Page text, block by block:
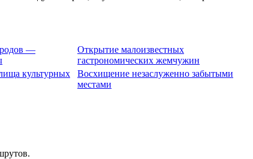
—
Открытие малоизвестных
гастрономических жемчужин
культурных
Восхищение незаслуженно забытыми
местами